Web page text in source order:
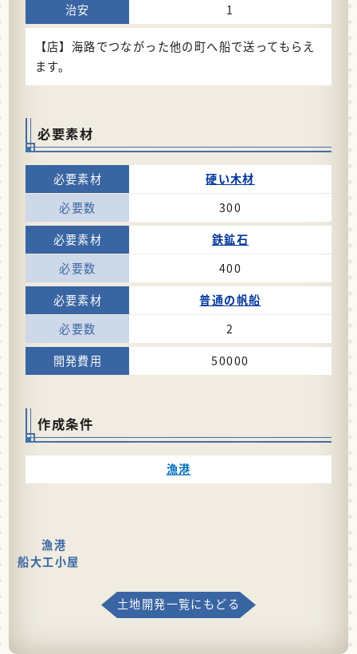
1
【店】海路でつながった他の町へ船で送ってもらえ
ます。
必要素材
硬い木材
300
鉄鉱石
400
普通の帆船
2
50000
作成条件
漁港
漁港
船大工小屋
土地開発一覧にもどる